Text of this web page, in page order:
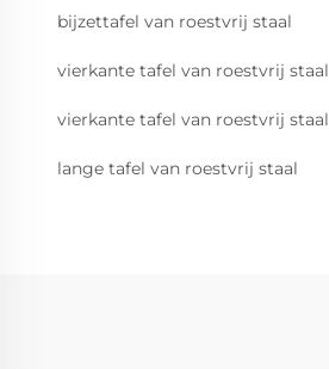
bijzettafel van roestvrij staal
vierkante tafel van roestvrij staal
vierkante tafel van roestvrij staal
lange tafel van roestvrij staal